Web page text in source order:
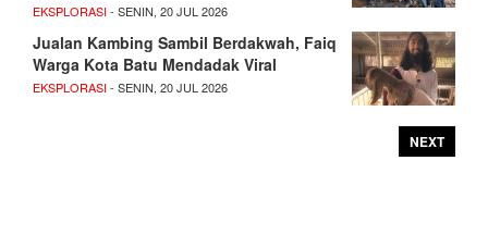
EKSPLORASI- SENIN, 20 JUL 2026
Jualan Kambing Sambil Berdakwah, Faiq
Warga Kota Batu Mendadak Viral
EKSPLORASI- SENIN, 20 JUL 2026
NEXT